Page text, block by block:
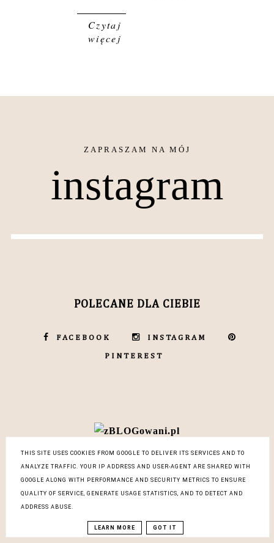
Czytaj
więcej
instagram
POLECANE DLA CIEBIE
FACEBOOK INSTAGRAM
PINTEREST
THIS SITE USES COOKIES FROM GOOGLE TO DELIVER ITS SERVICES AND TO
ANALYZE TRAFFIC. YOUR IP ADDRESS AND USER-AGENT ARE SHARED WITH
GOOGLE ALONG WITH PERFORMANCE AND SECURITY METRICS TO ENSURE
QUALITY OF SERVICE, GENERATE USAGE STATISTICS, AND TO DETECT AND
ADDRESS ABUSE.
LEARN MORE GOT IT